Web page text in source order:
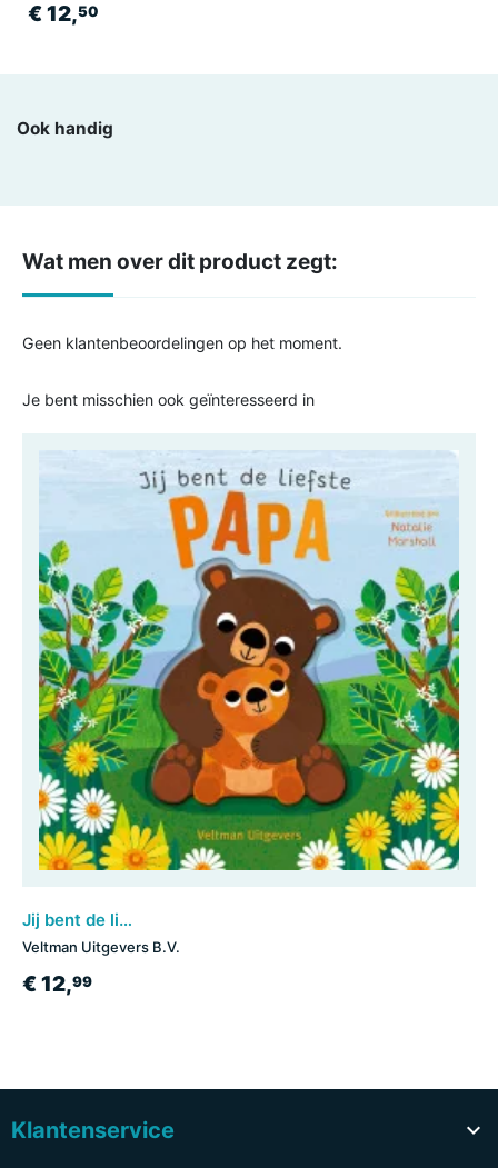
€ 12,50
Ook handig
Wat men over dit product zegt:
Geen klantenbeoordelingen op het moment.
Je bent misschien ook geïnteresseerd in
Jij bent de liefste papa
Veltman Uitgevers B.V.
€ 12,99
Klantenservice
